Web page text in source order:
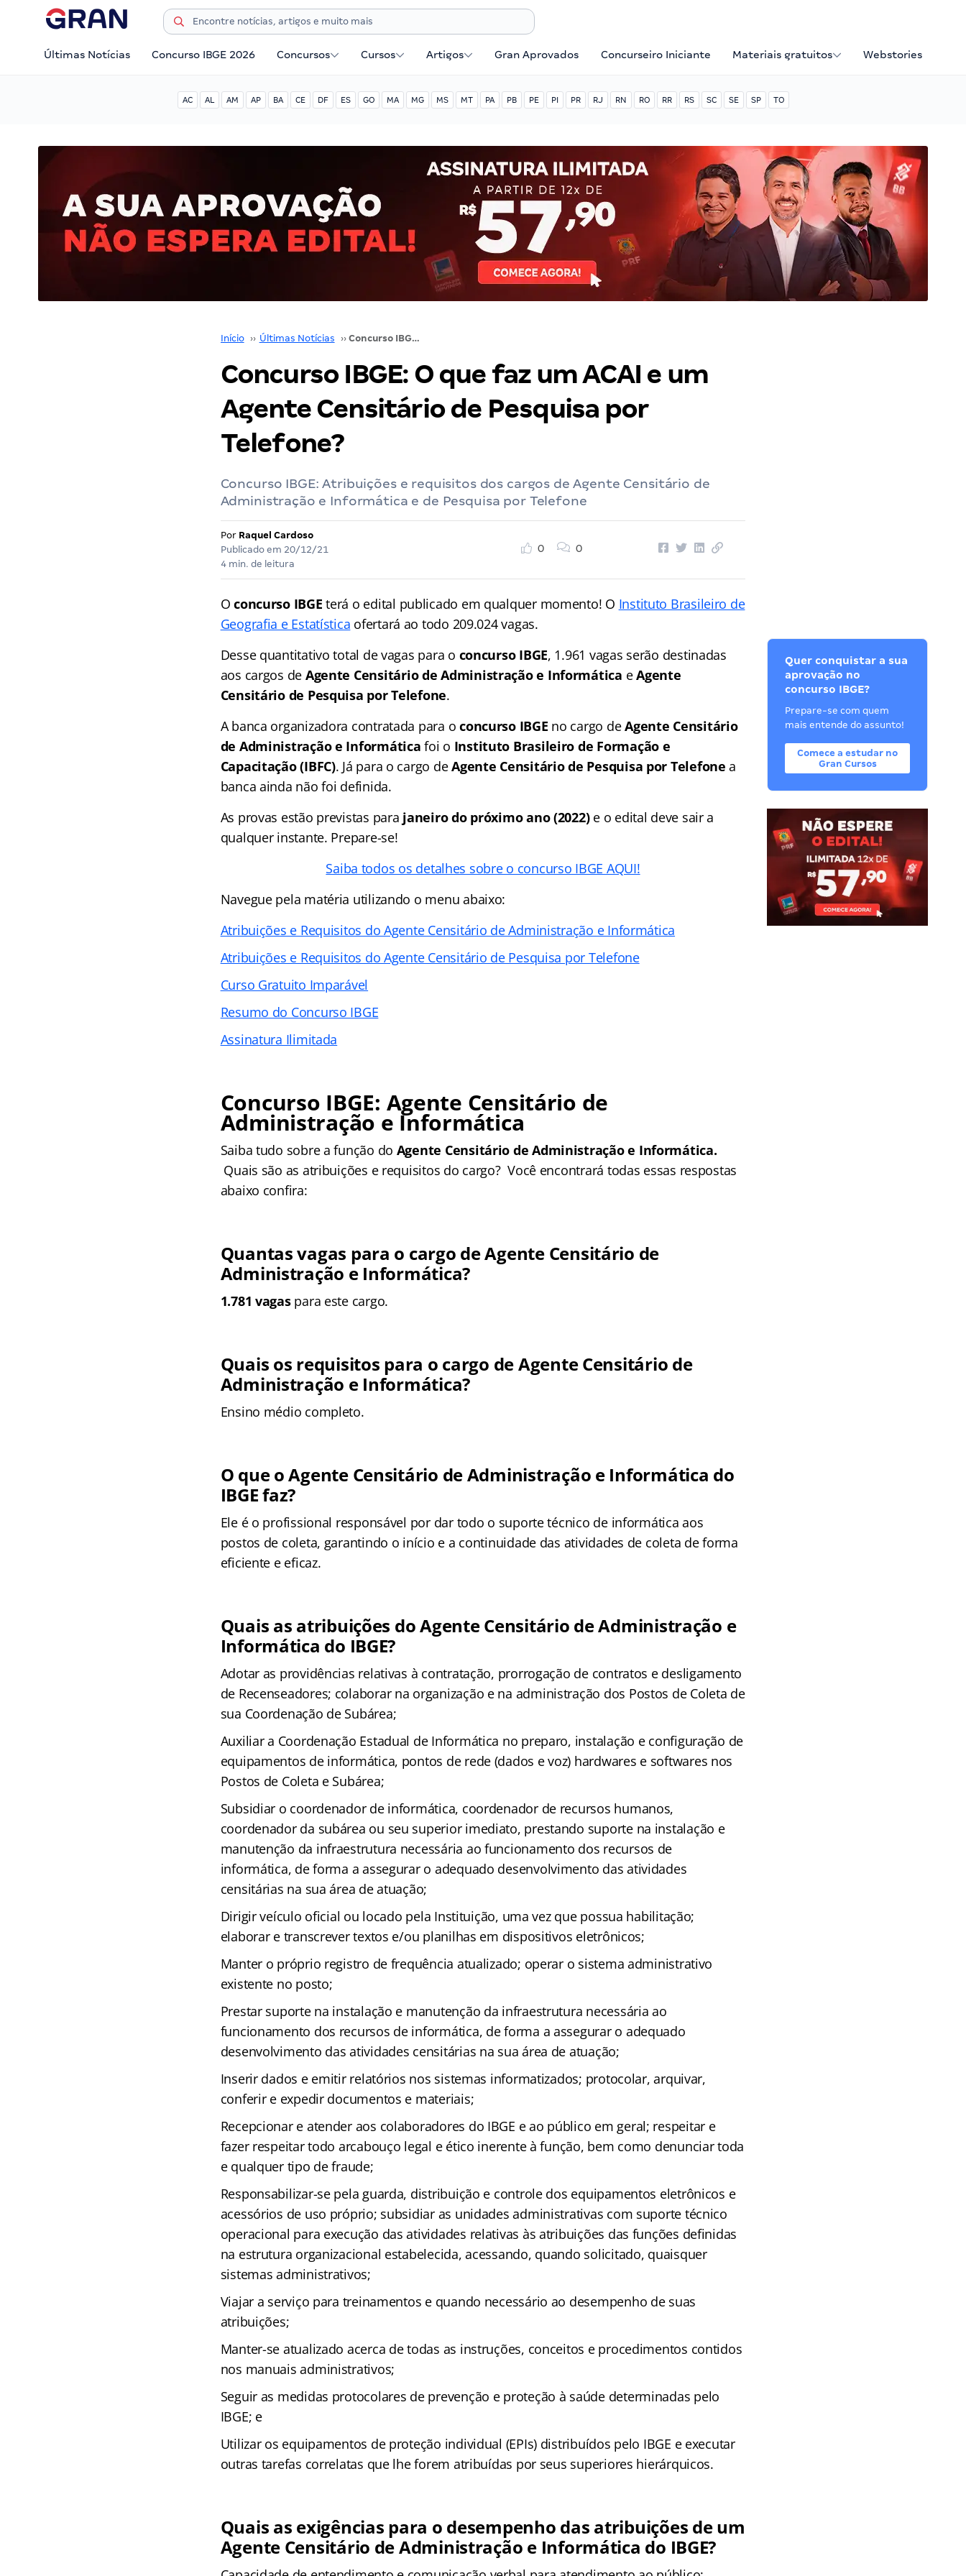
Últimas Notícias Concurso IBGE 2026 Concursos Cursos Artigos Gran Aprovados Concurseiro Iniciante Materiais gratuitos Webstories
AC AL AM AP BA CE DF ES GO MA MG MS MT PA PB PE PI PR RJ RN RO RR RS SC SE SP TO
Início ›› Últimas Notícias ›› Concurso IBGE: O que faz um ACAI e um Agente Censitário de Pesquisa por Telefone?
Concurso IBGE: O que faz um ACAI e um
Agente Censitário de Pesquisa por
Telefone?
Concurso IBGE: Atribuições e requisitos dos cargos de Agente Censitário de
Administração e Informática e de Pesquisa por Telefone
Por Raquel Cardoso
Publicado em 20/12/21
4 min. de leitura
0 0
Oconcurso IBGE terá o edital publicado em qualquer momento! O Instituto Brasileiro de
Geografia e Estatística ofertará ao todo 209.024 vagas.
Desse quantitativo total de vagas para o concurso IBGE, 1.961 vagas serão destinadas
aos cargos de Agente Censitário de Administração e Informática eAgente
Censitário de Pesquisa por Telefone.
A banca organizadora contratada para oconcurso IBGE no cargo deAgente Censitário
de Administração e Informática foi o Instituto Brasileiro de Formação e
Capacitação (IBFC). Já para o cargo deAgente Censitário de Pesquisa por Telefone a
banca ainda não foi definida.
As provas estão previstas para janeiro do próximo ano (2022)e o edital deve sair a
qualquer instante. Prepare-se!
Saiba todos os detalhes sobre o concurso IBGE AQUI!
Navegue pela matéria utilizando o menu abaixo:
Atribuições e Requisitos do Agente Censitário de Administração e Informática
Atribuições e Requisitos do Agente Censitário de Pesquisa por Telefone
Curso Gratuito Imparável
Resumo do Concurso IBGE
Assinatura Ilimitada
Concurso IBGE: Agente Censitário de
Administração e Informática
Saiba tudo sobre a função do Agente Censitário de Administração e Informática.
Quais são as atribuições e requisitos do cargo? Você encontrará todas essas respostas
abaixo confira:
Quantas vagas para o cargo de Agente Censitário de
Administração e Informática?
1.781 vagaspara este cargo.
Quais os requisitos para o cargo de Agente Censitário de
Administração e Informática?
Ensino médio completo.
O que o Agente Censitário de Administração e Informática do
IBGE faz?
Ele é o profissional responsável por dar todo o suporte técnico de informática aos
postos de coleta, garantindo o início e a continuidade das atividades de coleta de forma
eficiente e eficaz.
Quais as atribuições do Agente Censitário de Administração e
Informática do IBGE?
Adotar as providências relativas à contratação, prorrogação de contratos e desligamento
de Recenseadores; colaborar na organização e na administração dos Postos de Coleta de
sua Coordenação de Subárea;
Auxiliar a Coordenação Estadual de Informática no preparo, instalação e configuração de
equipamentos de informática, pontos de rede (dados e voz) hardwares e softwares nos
Postos de Coleta e Subárea;
Subsidiar o coordenador de informática, coordenador de recursos humanos,
coordenador da subárea ou seu superior imediato, prestando suporte na instalação e
manutenção da infraestrutura necessária ao funcionamento dos recursos de
informática, de forma a assegurar o adequado desenvolvimento das atividades
censitárias na sua área de atuação;
Dirigir veículo oficial ou locado pela Instituição, uma vez que possua habilitação;
elaborar e transcrever textos e/ou planilhas em dispositivos eletrônicos;
Manter o próprio registro de frequência atualizado; operar o sistema administrativo
existente no posto;
Prestar suporte na instalação e manutenção da infraestrutura necessária ao
funcionamento dos recursos de informática, de forma a assegurar o adequado
desenvolvimento das atividades censitárias na sua área de atuação;
Inserir dados e emitir relatórios nos sistemas informatizados; protocolar, arquivar,
conferir e expedir documentos e materiais;
Recepcionar e atender aos colaboradores do IBGE e ao público em geral; respeitar e
fazer respeitar todo arcabouço legal e ético inerente à função, bem como denunciar toda
e qualquer tipo de fraude;
Responsabilizar-se pela guarda, distribuição e controle dos equipamentos eletrônicos e
acessórios de uso próprio; subsidiar as unidades administrativas com suporte técnico
operacional para execução das atividades relativas às atribuições das funções definidas
na estrutura organizacional estabelecida, acessando, quando solicitado, quaisquer
sistemas administrativos;
Viajar a serviço para treinamentos e quando necessário ao desempenho de suas
atribuições;
Manter-se atualizado acerca de todas as instruções, conceitos e procedimentos contidos
nos manuais administrativos;
Seguir as medidas protocolares de prevenção e proteção à saúde determinadas pelo
IBGE; e
Utilizar os equipamentos de proteção individual (EPIs) distribuídos pelo IBGE e executar
outras tarefas correlatas que lhe forem atribuídas por seus superiores hierárquicos.
Quais as exigências para o desempenho das atribuições de um
Agente Censitário de Administração e Informática do IBGE?
Quer conquistar a sua
aprovação no
concurso IBGE?
Prepare-se com quem
mais entende do assunto!
Comece a estudar no
Gran Cursos